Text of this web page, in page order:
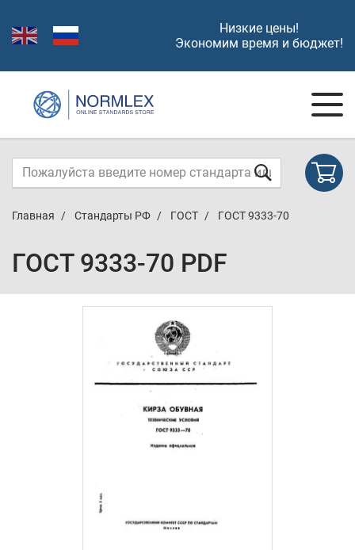
Низкие цены!
Экономим время и бюджет!
Главная Стандарты РФ ГОСТ ГОСТ 9333-70
ГОСТ 9333-70 PDF